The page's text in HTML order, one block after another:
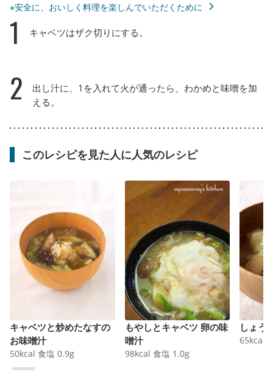
※安全に、おいしく料理を楽しんでいただくために
1 キャベツはザク切りにする。
2
出し汁に、1を入れて火が通ったら、わかめと味噌を加
える。
このレシピを見た人に人気のレシピ
キャベツと炒めたなすの
お味噌汁
50kcal 食塩 0.9g
もやしとキャベツ 卵の味
噌汁
98kcal 食塩 1.0g
しょう
65kcal